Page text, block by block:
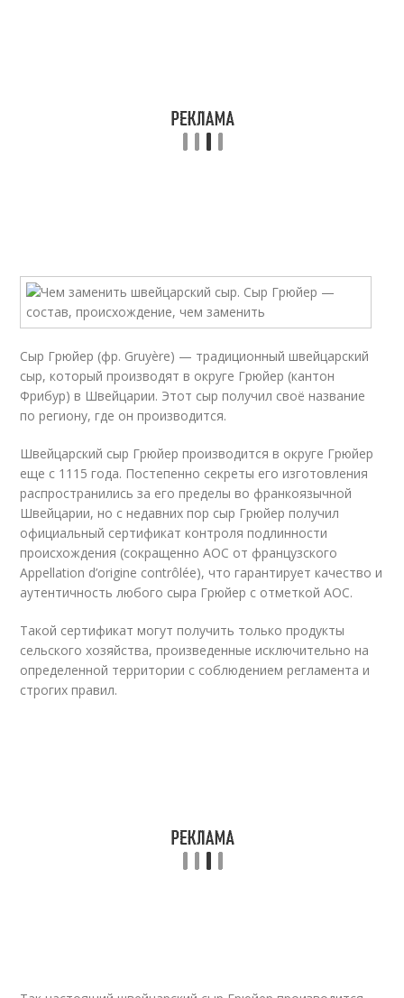
Сыр Грюйер (фр. Gruyère) — традиционный швейцарский
сыр, который производят в округе Грюйер (кантон
Фрибур) в Швейцарии. Этот сыр получил своё название
по региону, где он производится.
Швейцарский сыр Грюйер производится в округе Грюйер
еще с 1115 года. Постепенно секреты его изготовления
распространились за его пределы во франкоязычной
Швейцарии, но с недавних пор сыр Грюйер получил
официальный сертификат контроля подлинности
происхождения (сокращенно AOC от французского
Appellation d’origine contrôlée), что гарантирует качество и
аутентичность любого сыра Грюйер с отметкой AOC.
Такой сертификат могут получить только продукты
сельского хозяйства, произведенные исключительно на
определенной территории с соблюдением регламента и
строгих правил.